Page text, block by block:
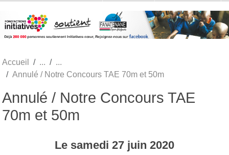
Accueil
Annulé / Notre Concours TAE 70m et 50m
Annulé / Notre Concours TAE
70m et 50m
Le samedi 27 juin 2020